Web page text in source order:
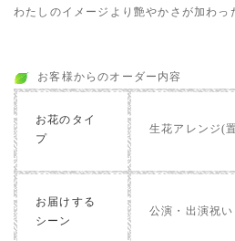
わたしのイメージより艶やかさが加わっ
お客様からのオーダー内容
お花のタイ
プ
生花アレンジ(
お届けする
シーン
公演・出演祝い